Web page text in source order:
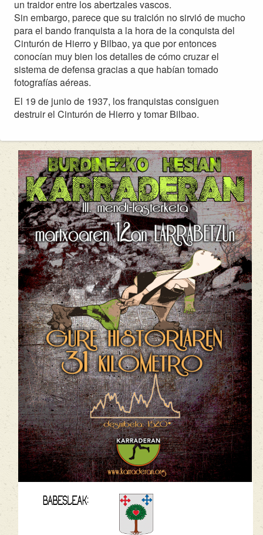
un traidor entre los abertzales vascos.
Sin embargo, parece que su traición no sirvió de mucho
para el bando franquista a la hora de la conquista del
Cinturón de Hierro y Bilbao, ya que por entonces
conocían muy bien los detalles de cómo cruzar el
sistema de defensa gracias a que habían tomado
fotografías aéreas.
El 19 de junio de 1937, los franquistas consiguen
destruir el Cinturón de Hierro y tomar Bilbao.